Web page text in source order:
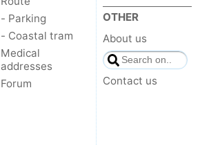
- Parking
- Coastal tram
Medical
addresses
Forum
OTHER
About us
Contact us